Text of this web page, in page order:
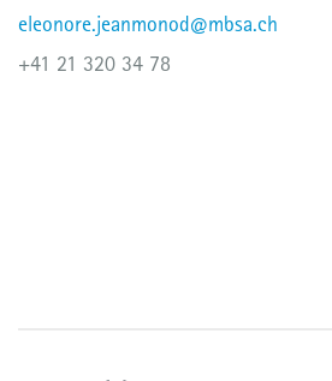
eleonore.jeanmonod@mbsa.ch
+41 21 320 34 78